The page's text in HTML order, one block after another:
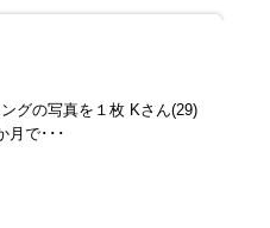
グの写真を１枚 Kさん(29)
月で･･･